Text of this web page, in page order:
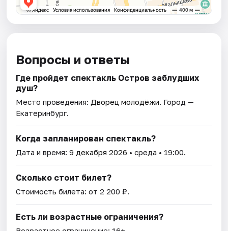
Вопросы и ответы
Где пройдет спектакль Остров заблудших
душ?
Место проведения: Дворец молодёжи. Город —
Екатеринбург.
Когда запланирован спектакль?
Дата и время:9 декабря 2026 • среда • 19:00.
Сколько стоит билет?
Стоимость билета: от 2 200 ₽.
Есть ли возрастные ограничения?